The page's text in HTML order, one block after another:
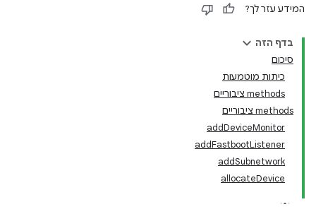
המידע עזר לך?
בדף הזה
סיכום
כיתות מוטמעות
‫methods ציבוריים
‫methods ציבוריים
addDeviceMonitor
addFastbootListener
addSubnetwork
allocateDevice